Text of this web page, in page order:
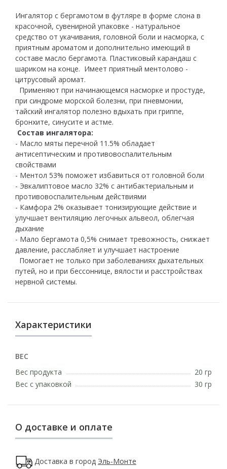
Ингалятор с бергамотом в футляре в форме слона в
красочной, сувенирной упаковке - натуральное
средство от укачивания, головной боли и насморка, с
приятным ароматом и дополнительно имеющий в
составе масло бергамота. Пластиковый карандаш с
шариком на конце. Имеет приятный ментолово -
цитрусовый аромат.
Применяют при начинающемся насморке и простуде,
при синдроме морской болезни, при пневмонии,
тайский ингалятор полезно вдыхать при гриппе,
бронхите, синусите и астме.
Состав ингалятора:
- Масло мяты перечной 11.5% обладает
антисептическим и противовоспалительным
свойствами
- Ментол 53% поможет избавиться от головной боли
- Эвкалиптовое масло 32% с антибактериальным и
противовоспалительным действиями
- Камфора 2% оказывает тонизирующие действие и
улучшает вентиляцию легочных альвеол, облегчая
дыхание
- Мало бергамота 0,5% снимает тревожность, снижает
давление, расслабляет и улучшает настроение
Помогает не только при заболеваниях дыхательных
путей, но и при бессоннице, вялости и расстройствах
нервной системы.
Характеристики
ВЕС
Вес продукта
20 гр
Вес с упаковкой
30 гр
О доставке и оплате
Доставка в город Эль-Монте